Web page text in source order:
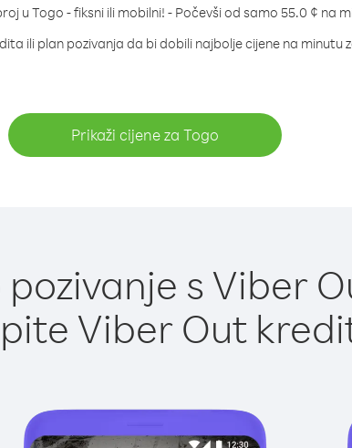
u Togo - fiksni ili mobilni! - Počevši od samo 55.0 ¢ na
ili plan pozivanja da bi dobili najbolje cijene na minutu
Prikaži cijene za Togo
s Viber
Viber Out